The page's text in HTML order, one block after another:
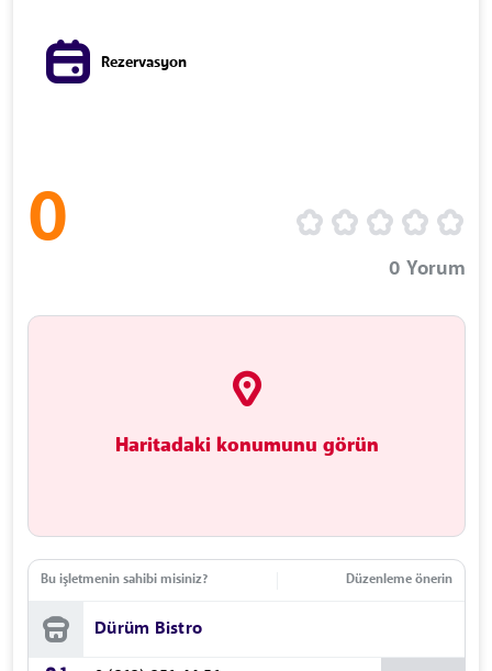
Rezervasyon
0
0 Yorum
Haritadaki konumunu görün
Bu işletmenin sahibi misiniz? Düzenleme önerin
Dürüm Bistro